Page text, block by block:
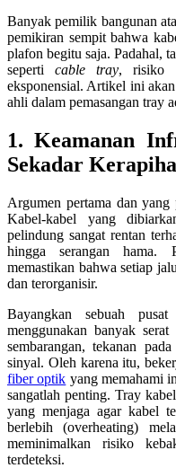
Banyak pemilik bangunan
pemikiran sempit bahwa
plafon begitu saja. Padahal,
seperticable tray, risiko
eksponensial. Artikel ini
ahli dalam pemasangan tray
1. Keamanan
Sekadar
Argumen pertama dan yang
Kabel-kabel yang
pelindung sangat rentan
hingga serangan hama.
memastikan bahwa setiap
dan terorganisir.
Bayangkan sebuah
menggunakan banyak
sembarangan, tekanan
sinyal. Oleh karena itu,
fiber optik yang memahami
sangatlah penting. Tray
yang menjaga agar kabel
berlebih (overheating)
meminimalkan risiko
terdeteksi.